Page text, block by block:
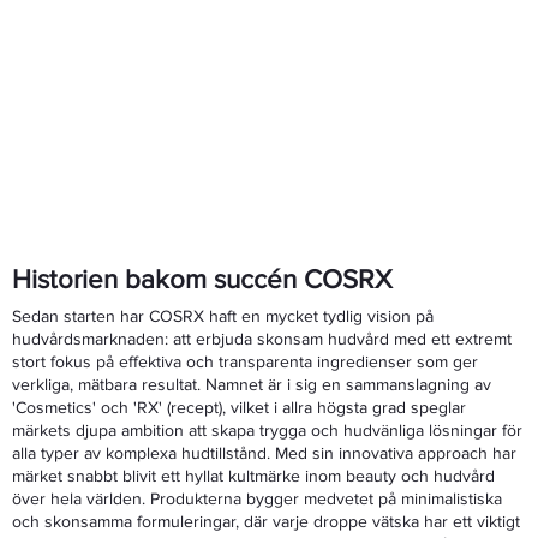
Historien bakom succén COSRX
Sedan starten har COSRX haft en mycket tydlig vision på
hudvårdsmarknaden: att erbjuda skonsam hudvård med ett extremt
stort fokus på effektiva och transparenta ingredienser som ger
verkliga, mätbara resultat. Namnet är i sig en sammanslagning av
'Cosmetics' och 'RX' (recept), vilket i allra högsta grad speglar
märkets djupa ambition att skapa trygga och hudvänliga lösningar för
alla typer av komplexa hudtillstånd. Med sin innovativa approach har
märket snabbt blivit ett hyllat kultmärke inom beauty och hudvård
över hela världen. Produkterna bygger medvetet på minimalistiska
och skonsamma formuleringar, där varje droppe vätska har ett viktigt